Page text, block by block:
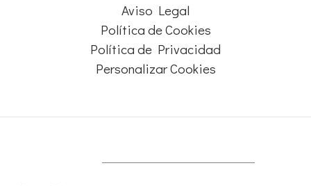
Aviso Legal
Política de Cookies
Política de Privacidad
Personalizar Cookies